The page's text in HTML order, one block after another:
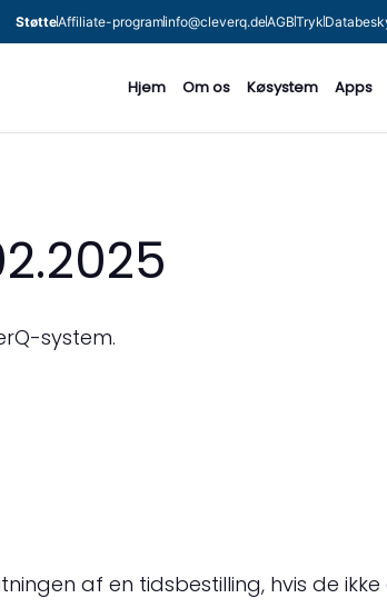
StøtteAffiliate-programinfo@cleverq.deAGBTryk
Hjem Om os Køsystem Apps
system.
af en tidsbestilling, hvis de